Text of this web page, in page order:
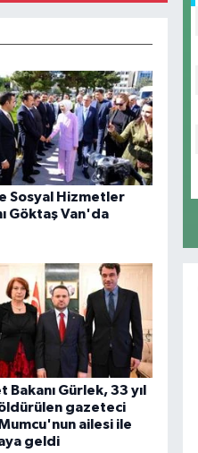
Sosyal Hizmetler
Göktaş Van'da
Bakanı Gürlek, 33 yıl
gazeteci
ailesi ile
geldi